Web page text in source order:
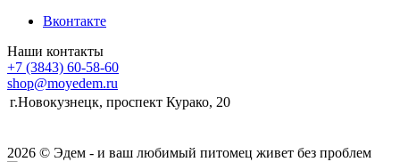
Вконтакте
Наши контакты
+7 (3843) 60-58-60
shop@moyedem.ru
г.Новокузнецк, проспект Курако, 20
2026 © Эдем - и ваш любимый питомец живет без проблем